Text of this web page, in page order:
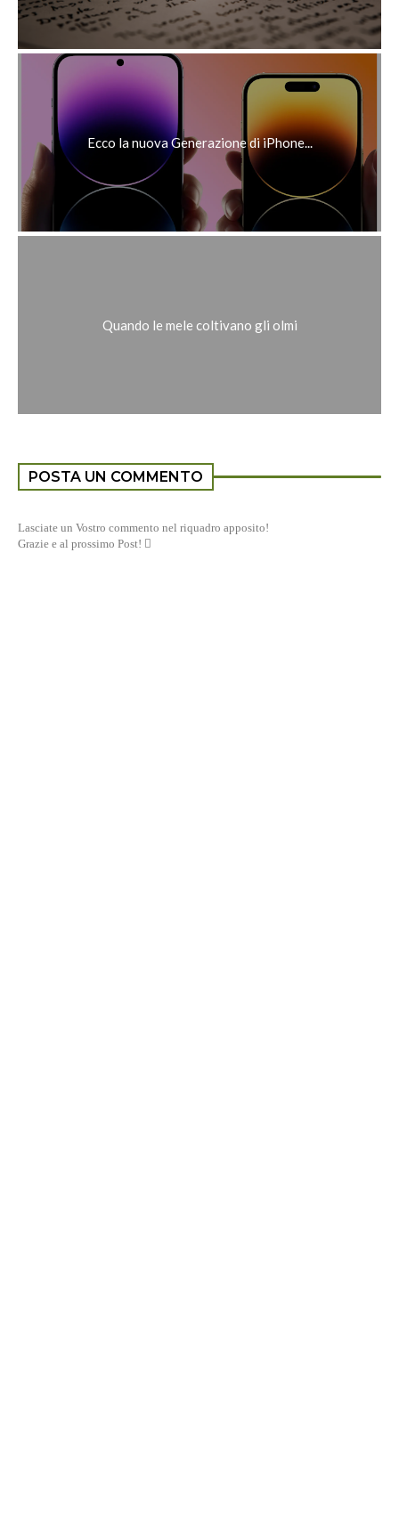
Ecco la nuova Generazione di iPhone...
Quando le mele coltivano gli olmi
POSTA UN COMMENTO
Lasciate un Vostro commento nel riquadro apposito!
Grazie e al prossimo Post! 